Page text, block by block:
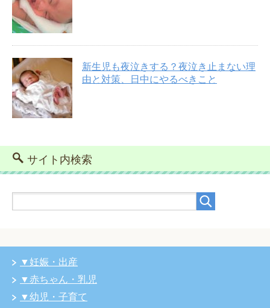
新生児も夜泣きする？夜泣き止まない理
由と対策、日中にやるべきこと
サイト内検索
▼妊娠・出産
▼赤ちゃん・乳児
▼幼児・子育て